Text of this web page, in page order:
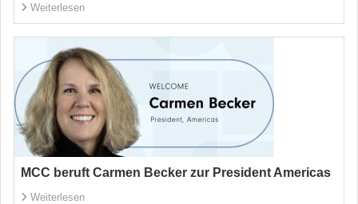
Weiterlesen
MCC beruft Carmen Becker zur President Americas
Weiterlesen